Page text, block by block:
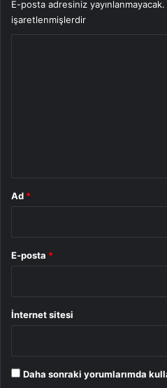
E-posta adresiniz yayınlanmayacak.
işaretlenmişlerdir
Ad *
E-posta *
İnternet sitesi
Daha sonraki yorumlarımda